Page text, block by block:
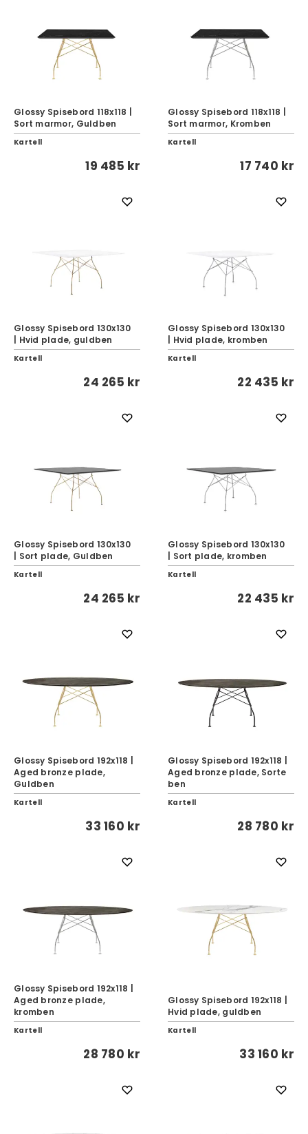
Glossy Spisebord 118x118 |
Sort marmor, Guldben
Kartell
19 485 kr
Glossy Spisebord 118x118 |
Sort marmor, Kromben
Kartell
17 740 kr
Glossy Spisebord 130x130
| Hvid plade, guldben
Kartell
24 265 kr
Glossy Spisebord 130x130
| Hvid plade, kromben
Kartell
22 435 kr
Glossy Spisebord 130x130
| Sort plade, Guldben
Kartell
24 265 kr
Glossy Spisebord 130x130
| Sort plade, kromben
Kartell
22 435 kr
Glossy Spisebord 192x118 |
Aged bronze plade,
Guldben
Kartell
33 160 kr
Glossy Spisebord 192x118 |
Aged bronze plade, Sorte
ben
Kartell
28 780 kr
Glossy Spisebord 192x118 |
Aged bronze plade,
kromben
Kartell
28 780 kr
Glossy Spisebord 192x118 |
Hvid plade, guldben
Kartell
33 160 kr